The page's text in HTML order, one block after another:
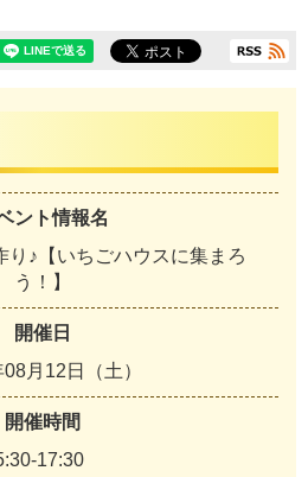
ント情報名
り♪【いちごハウスに集まろ
う！】
開催日
月12日（土）
開催時間
17:30